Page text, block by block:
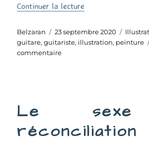
Continuer la lecture
Auteur
Belzaran
Publié
le
23 septembre 2020
guitare,guitariste, illustration, peinture
commentairesur
Le
réconciliation